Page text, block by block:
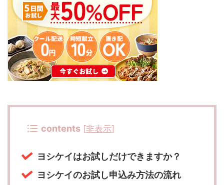
contents [非表示]
ヨシケイはお試しだけできますか？
ヨシケイのお試し申込み方法の流れ